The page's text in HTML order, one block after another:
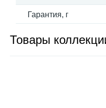
Гарантия, г
Товары